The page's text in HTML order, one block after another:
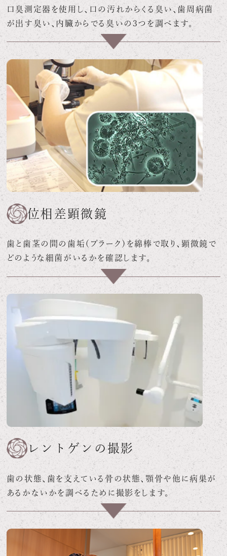
口臭測定器を使用し、口の汚れからくる臭い、歯周病菌
が出す臭い、内臓からでる臭いの3つを調べます。
位相差顕微鏡
歯と歯茎の間の歯垢（プラーク）を綿棒で取り、顕微鏡で
どのような細菌がいるかを確認します。
レントゲンの撮影
歯の状態、歯を支えている骨の状態、顎骨や他に病巣が
あるかないかを調べるために撮影をします。